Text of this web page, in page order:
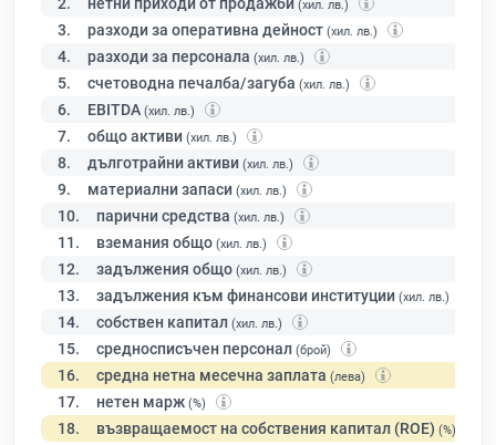
2. нетни приходи от продажби (хил. лв.)
3. разходи за оперативна дейност (хил. лв.)
4. разходи за персонала (хил. лв.)
5. счетоводна печалба/загуба (хил. лв.)
6. EBITDA (хил. лв.)
7. общо активи (хил. лв.)
8. дълготрайни активи (хил. лв.)
9. материални запаси (хил. лв.)
10. парични средства (хил. лв.)
11. вземания общо (хил. лв.)
12. задължения общо (хил. лв.)
13. задължения към финансови институции (хил. лв.)
14. собствен капитал (хил. лв.)
15. средносписъчен персонал (брой)
16. средна нетна месечна заплата (лева)
17. нетен марж (%)
18. възвращаемост на собствения капитал (ROE) (%)